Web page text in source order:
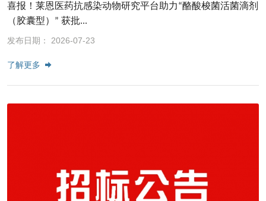
喜报！莱恩医药抗感染动物研究平台助力“酪酸梭菌活菌滴剂
（胶囊型）” 获批...
发布日期： 2026-07-23
了解更多